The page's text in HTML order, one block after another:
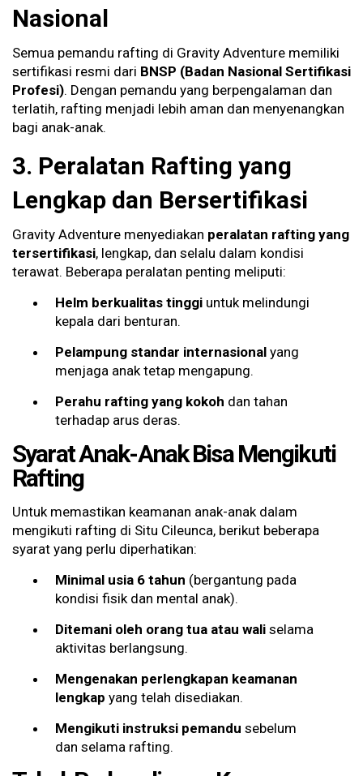
Nasional
Semua pemandu rafting di Gravity Adventure memiliki
sertifikasi resmi dari BNSP (Badan Nasional Sertifikasi
Profesi). Dengan pemandu yang berpengalaman dan
terlatih, rafting menjadi lebih aman dan menyenangkan
bagi anak-anak.
3. Peralatan Rafting yang
Lengkap dan Bersertifikasi
Gravity Adventure menyediakan peralatan rafting yang
tersertifikasi, lengkap, dan selalu dalam kondisi
terawat. Beberapa peralatan penting meliputi:
Helm berkualitas tinggiuntuk melindungi
kepala dari benturan.
Pelampung standar internasionalyang
menjaga anak tetap mengapung.
Perahu rafting yang kokoh dan tahan
terhadap arus deras.
Syarat Anak-Anak Bisa Mengikuti
Rafting
Untuk memastikan keamanan anak-anak dalam
mengikuti rafting di Situ Cileunca, berikut beberapa
syarat yang perlu diperhatikan:
Minimal usia 6 tahun (bergantung pada
kondisi fisik dan mental anak).
Ditemani oleh orang tua atau waliselama
aktivitas berlangsung.
Mengenakan perlengkapan keamanan
lengkap yang telah disediakan.
Mengikuti instruksi pemandu sebelum
dan selama rafting.